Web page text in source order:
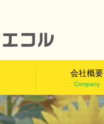
会社概要
Company